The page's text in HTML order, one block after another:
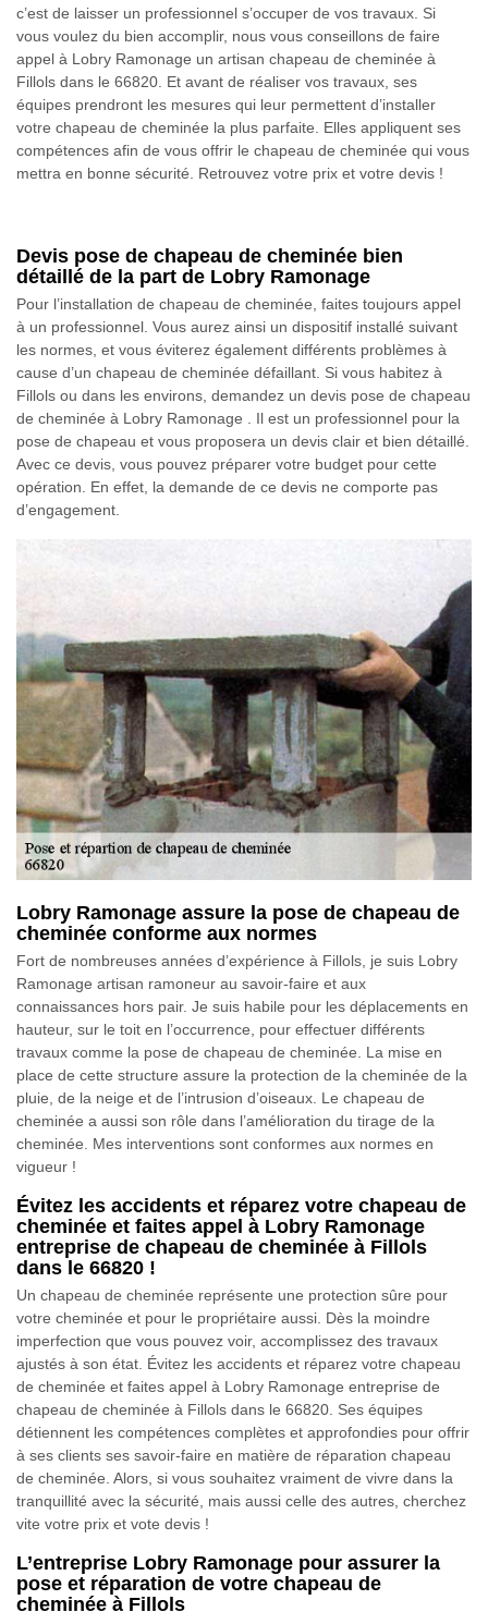
c’est de laisser un professionnel s’occuper de vos travaux. Si
vous voulez du bien accomplir, nous vous conseillons de faire
appel à Lobry Ramonage un artisan chapeau de cheminée à
Fillols dans le 66820. Et avant de réaliser vos travaux, ses
équipes prendront les mesures qui leur permettent d’installer
votre chapeau de cheminée la plus parfaite. Elles appliquent ses
compétences afin de vous offrir le chapeau de cheminée qui vous
mettra en bonne sécurité. Retrouvez votre prix et votre devis !
Devis pose de chapeau de cheminée bien
détaillé de la part de Lobry Ramonage
Pour l’installation de chapeau de cheminée, faites toujours appel
à un professionnel. Vous aurez ainsi un dispositif installé suivant
les normes, et vous éviterez également différents problèmes à
cause d’un chapeau de cheminée défaillant. Si vous habitez à
Fillols ou dans les environs, demandez un devis pose de chapeau
de cheminée à Lobry Ramonage . Il est un professionnel pour la
pose de chapeau et vous proposera un devis clair et bien détaillé.
Avec ce devis, vous pouvez préparer votre budget pour cette
opération. En effet, la demande de ce devis ne comporte pas
d’engagement.
Lobry Ramonage assure la pose de chapeau de
cheminée conforme aux normes
Fort de nombreuses années d’expérience à Fillols, je suis Lobry
Ramonage artisan ramoneur au savoir-faire et aux
connaissances hors pair. Je suis habile pour les déplacements en
hauteur, sur le toit en l’occurrence, pour effectuer différents
travaux comme la pose de chapeau de cheminée. La mise en
place de cette structure assure la protection de la cheminée de la
pluie, de la neige et de l’intrusion d’oiseaux. Le chapeau de
cheminée a aussi son rôle dans l’amélioration du tirage de la
cheminée. Mes interventions sont conformes aux normes en
vigueur !
Évitez les accidents et réparez votre chapeau de
cheminée et faites appel à Lobry Ramonage
entreprise de chapeau de cheminée à Fillols
dans le 66820 !
Un chapeau de cheminée représente une protection sûre pour
votre cheminée et pour le propriétaire aussi. Dès la moindre
imperfection que vous pouvez voir, accomplissez des travaux
ajustés à son état. Évitez les accidents et réparez votre chapeau
de cheminée et faites appel à Lobry Ramonage entreprise de
chapeau de cheminée à Fillols dans le 66820. Ses équipes
détiennent les compétences complètes et approfondies pour offrir
à ses clients ses savoir-faire en matière de réparation chapeau
de cheminée. Alors, si vous souhaitez vraiment de vivre dans la
tranquillité avec la sécurité, mais aussi celle des autres, cherchez
vite votre prix et vote devis !
L’entreprise Lobry Ramonage pour assurer la
pose et réparation de votre chapeau de
cheminée à Fillols